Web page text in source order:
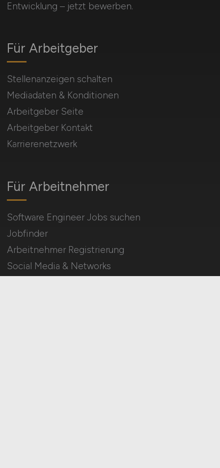
Entwicklung – jetzt bewerben.
Für Arbeitnehmer
Software Engineer Jobs suchen
Jobfinder
Arbeitnehmer Registrierung
Social Media & Networks
Für Arbeitgeber
Stellenanzeigen schalten
Mediadaten & Konditionen
Arbeitgeber Seite
Arbeitgeber Kontakt
Karrierenetzwerk